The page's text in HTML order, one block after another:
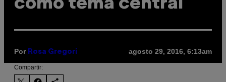
como tema central
Por Rosa Gregori agosto 29, 2016, 6:13am
Compartir: